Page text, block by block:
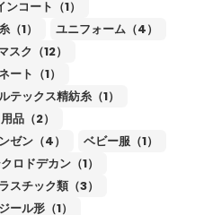
ンコート（1）
（1）
ユニフォーム（4）
スク（12）
ート（1）
テックス精紡糸（1）
品（2）
ゼン（4）
ベビー服（1）
ロドデカン（1）
スチック類（3）
ール形（1）